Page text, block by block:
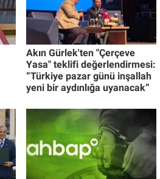
Akın Gürlek'ten "Çerçeve
Yasa" teklifi değerlendirmesi:
“Türkiye pazar günü inşallah
yeni bir aydınlığa uyanacak”